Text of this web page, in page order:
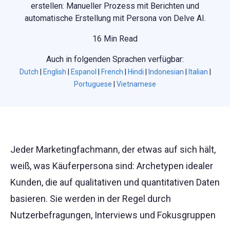
erstellen: Manueller Prozess mit Berichten und
automatische Erstellung mit Persona von Delve AI.
16 Min Read
Auch in folgenden Sprachen verfügbar:
Dutch English Espanol French Hindi Indonesian Italian
Portuguese
Vietnamese
Jeder Marketingfachmann, der etwas auf sich hält,
weiß, was Käuferpersona sind: Archetypen idealer
Kunden, die auf qualitativen und quantitativen Daten
basieren. Sie werden in der Regel durch
Nutzerbefragungen, Interviews und Fokusgruppen